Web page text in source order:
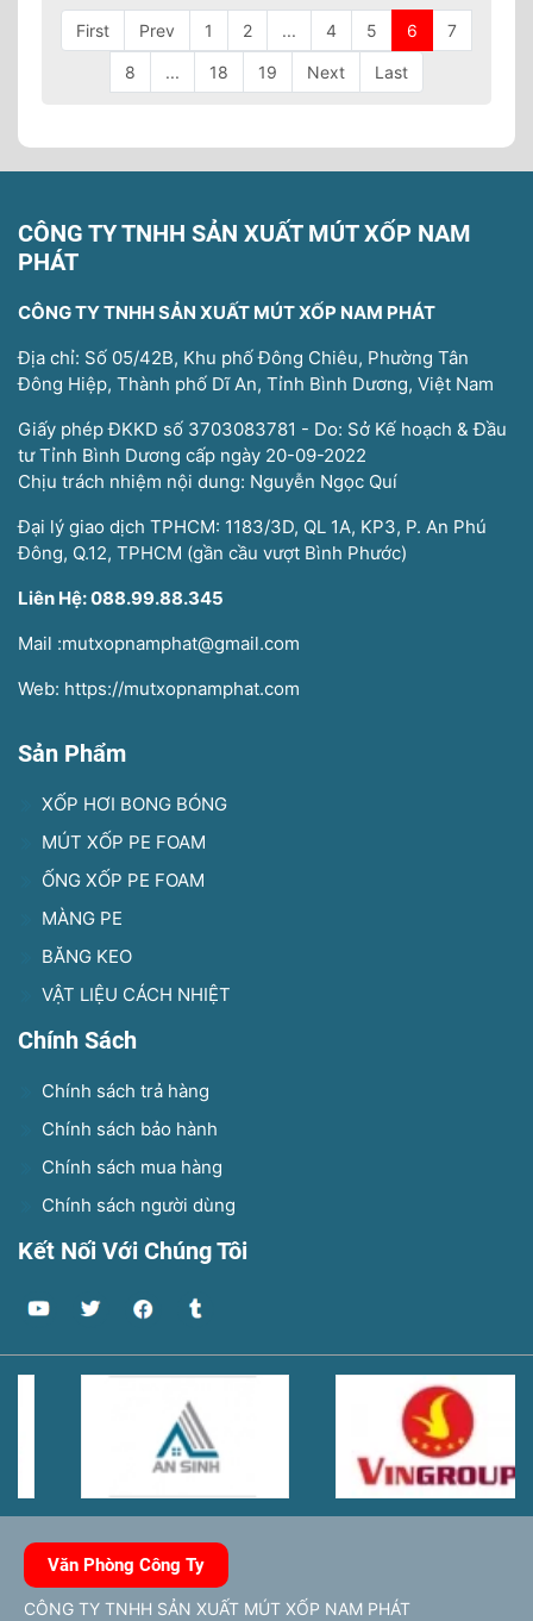
First Prev 1 2 ... 4 5 6 7
8 ... 18 19 Next Last
CÔNG TY TNHH SẢN XUẤT MÚT XỐP NAM
PHÁT
CÔNG TY TNHH SẢN XUẤT MÚT XỐP NAM PHÁT
Địa chỉ: Số 05/42B, Khu phố Đông Chiêu, Phường Tân
Đông Hiệp, Thành phố Dĩ An, Tỉnh Bình Dương, Việt Nam
Giấy phép ĐKKD số 3703083781 - Do: Sở Kế hoạch & Đầu
tư Tỉnh Bình Dương cấp ngày 20-09-2022
Chịu trách nhiệm nội dung: Nguyễn Ngọc Quí
Đại lý giao dịch TPHCM: 1183/3D, QL 1A, KP3, P. An Phú
Đông, Q.12, TPHCM (gần cầu vượt Bình Phước)
Liên Hệ: 088.99.88.345
Mail :mutxopnamphat@gmail.com
Web: https://mutxopnamphat.com
Sản Phẩm
XỐP HƠI BONG BÓNG
MÚT XỐP PE FOAM
ỐNG XỐP PE FOAM
MÀNG PE
BĂNG KEO
VẬT LIỆU CÁCH NHIỆT
Chính Sách
Chính sách trả hàng
Chính sách bảo hành
Chính sách mua hàng
Chính sách người dùng
Kết Nối Với Chúng Tôi
Văn Phòng Công Ty
CÔNG TY TNHH SẢN XUẤT MÚT XỐP NAM PHÁT